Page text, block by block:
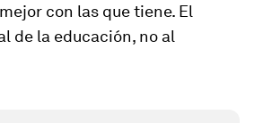
con las que tiene. El
de la educación, no al